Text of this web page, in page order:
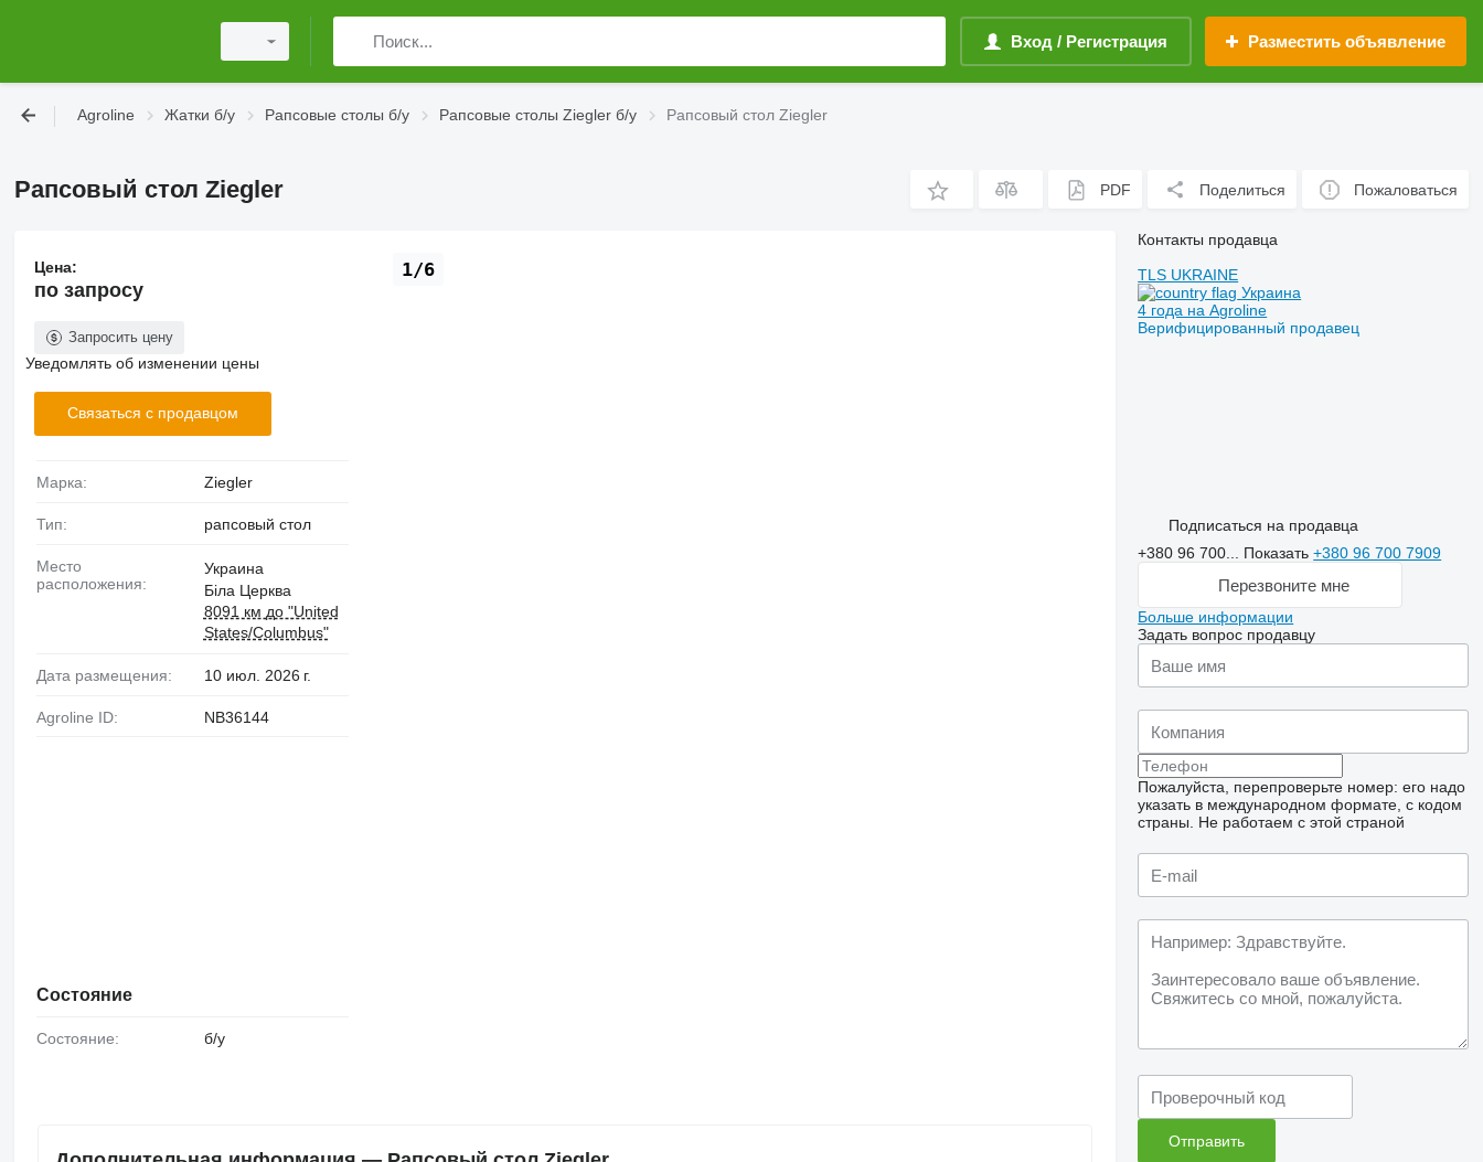
Вход / Регистрация Разместить объявление
Agroline Жатки б/у Рапсовые столы б/у Рапсовые столы Ziegler б/у Рапсовый стол Ziegler
Рапсовый стол Ziegler PDF Поделиться Пожаловаться
1/6
Цена:
по запросу
Запросить цену
Уведомлять об изменении цены
Связаться с продавцом
Марка: Ziegler
Тип: рапсовый стол
Место
расположения:
Украина
Біла Церква
8091 км до "United
States/Columbus"
Дата размещения: 10 июл. 2026 г.
Agroline ID: NB36144
Состояние
Состояние: б/у
Контакты продавца
TLS UKRAINE
Украина
4 года на Agroline
Верифицированный продавец
Подписаться на продавца
+380 96 700... Показать+380 96 700 7909
Перезвоните мне
Больше информации
Задать вопрос продавцу
Пожалуйста, перепроверьте номер: его надо
указать в международном формате, с кодом
страны.
Не работаем с этой страной